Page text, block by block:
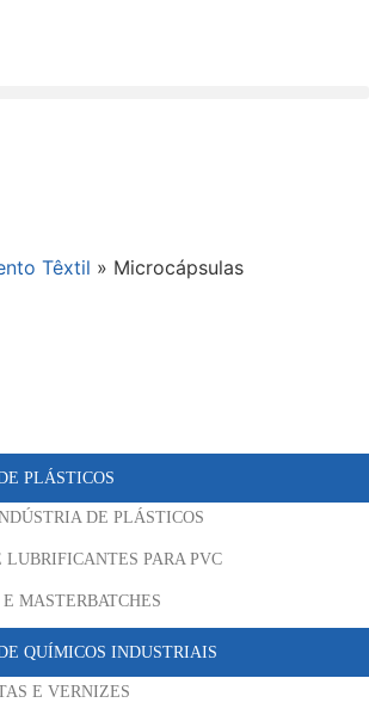
Têxtil » Microcápsulas
PLÁSTICOS
DE PLÁSTICOS
PARA PVC
MASTERBATCHES
QUÍMICOS INDUSTRIAIS
E VERNIZES